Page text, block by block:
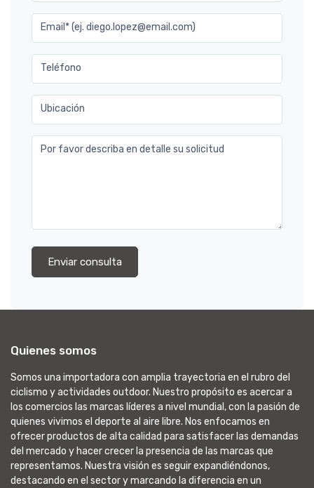
Email* (ej. diego.lopez@email.com)
Teléfono
Ubicación
Por favor describa en detalle su solicitud
Enviar consulta
Quienes somos
Somos una importadora con amplia trayectoria en el rubro del
ciclismo y actividades outdoor. Nuestro propósito es acercar a
los comercios las marcas líderes a nivel mundial, con la pasión de
quienes vivimos el deporte al aire libre. Nos enfocamos en
ofrecer productos de alta calidad para satisfacer las demandas
del mercado y hacer crecer la presencia de las marcas que
representamos. Nuestra visión es seguir expandiéndonos,
destacando en el sector y marcando la diferencia en un